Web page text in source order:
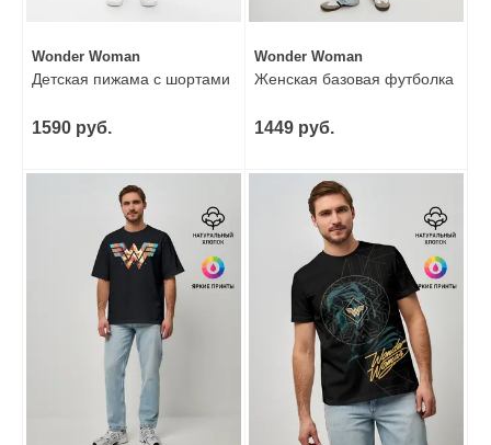
Wonder Woman
Детская пижама с шортами
1590 руб.
Wonder Woman
Женская базовая футболка
1449 руб.